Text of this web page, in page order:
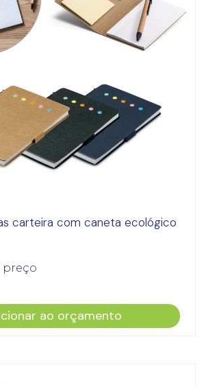
carteira com caneta ecológico
preço
ao orçamento